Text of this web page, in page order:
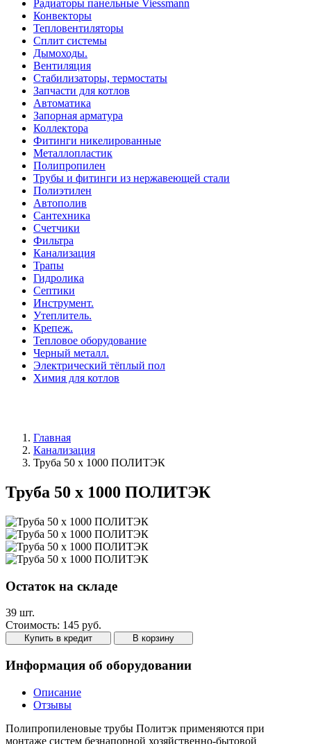
Радиаторы панельные Viessmann
Конвекторы
Тепловентиляторы
Сплит системы
Дымоходы.
Вентиляция
Стабилизаторы, термостаты
Запчасти для котлов
Автоматика
Запорная арматура
Коллектора
Фитинги никелированные
Металлопластик
Полипропилен
Трубы и фитинги из нержавеющей стали
Полиэтилен
Автополив
Сантехника
Счетчики
Фильтра
Канализация
Трапы
Гидролика
Септики
Инструмент.
Утеплитель.
Крепеж.
Тепловое оборудование
Черный металл.
Электрический тёплый пол
Химия для котлов
Главная
Канализация
Труба 50 х 1000 ПОЛИТЭК
Труба 50 х 1000 ПОЛИТЭК
Остаток на складе
39 шт.
Стоимость: 145 руб.
Купить в кредит В корзину
Информация об оборудовании
Описание
Отзывы
Полипропиленовые трубы Политэк применяются при
монтаже систем безнапорной хозяйственно-бытовой